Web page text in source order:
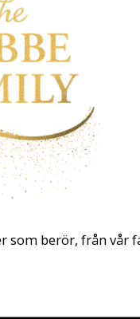
som berör, från vår